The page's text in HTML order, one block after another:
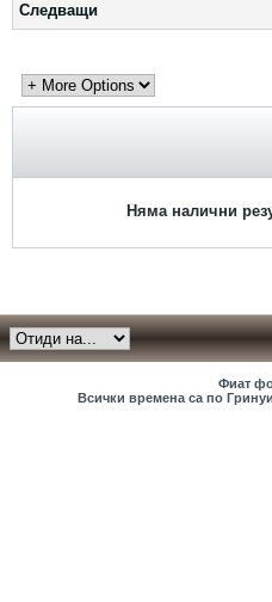
Следващи
Няма налични
Фиат
Всички времена са по